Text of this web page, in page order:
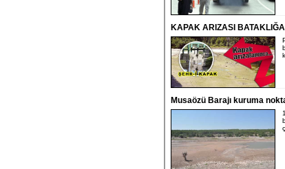
KAPAK ARIZASI BATAKLIĞA
Musaözü Barajı kuruma